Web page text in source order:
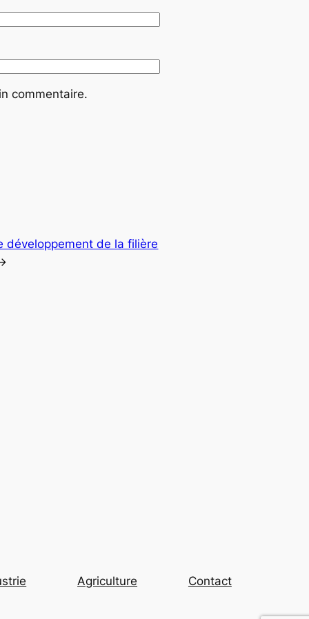
commentaire.
développement de la filière
Agriculture Contact